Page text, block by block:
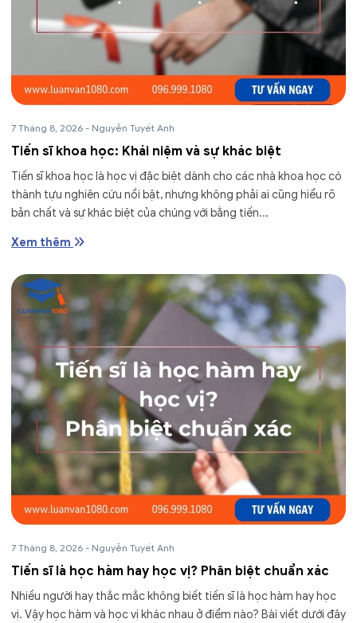
7 Tháng 8, 2026 - Nguyễn Tuyết Anh
Tiến sĩ khoa học: Khái niệm và sự khác biệt
Tiến sĩ khoa học là học vị đặc biệt dành cho các nhà khoa học có
thành tựu nghiên cứu nổi bật, nhưng không phải ai cũng hiểu rõ
bản chất và sự khác biệt của chúng với bằng tiến...
Xem thêm
7 Tháng 8, 2026 - Nguyễn Tuyết Anh
Tiến sĩ là học hàm hay học vị? Phân biệt chuẩn xác
Nhiều người hay thắc mắc không biết tiến sĩ là học hàm hay học
vị. Vậy học hàm và học vị khác nhau ở điểm nào? Bài viết dưới đây